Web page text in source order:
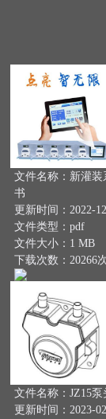
文件名称：新灌装
书
更新时间：2022-
文件类型：pdf
文件大小：1 MB
下载次数：20266
文件名称：JZ15泵
更新时间：2023-